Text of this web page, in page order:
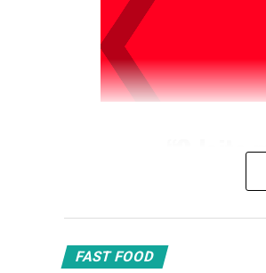
“O
mundo
bebé”,
A Semana Mundial do
FAST FOOD